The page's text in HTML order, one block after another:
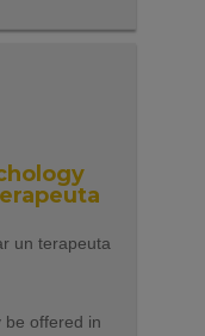
un terapeuta
be offered in